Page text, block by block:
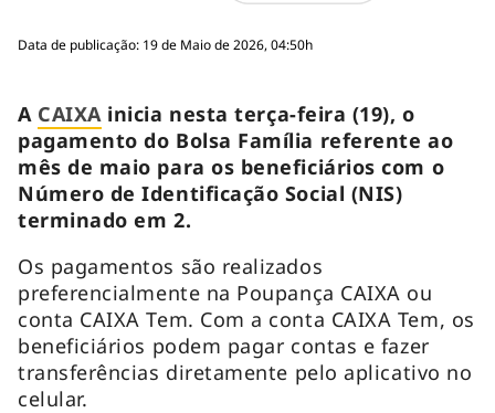
Data de publicação: 19 de Maio de 2026, 04:50h
A CAIXA inicia nesta terça-feira (19), o
pagamento do Bolsa Família referente ao
mês de maio para os beneficiários com o
Número de Identificação Social (NIS)
terminado em 2.
Os pagamentos são realizados
preferencialmente na Poupança CAIXA ou
conta CAIXA Tem. Com a conta CAIXA Tem, os
beneficiários podem pagar contas e fazer
transferências diretamente pelo aplicativo no
celular.